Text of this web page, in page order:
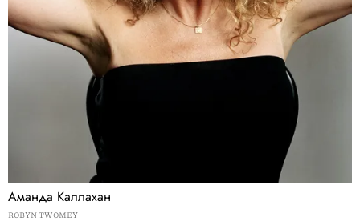
Аманда Каллахан
ROBYN TWOMEY